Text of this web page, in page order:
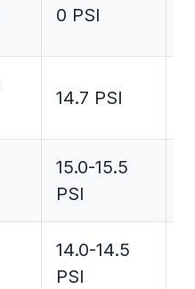
0 PSI
14.7 PSI
15.0-15.5
PSI
14.0-14.5
PSI